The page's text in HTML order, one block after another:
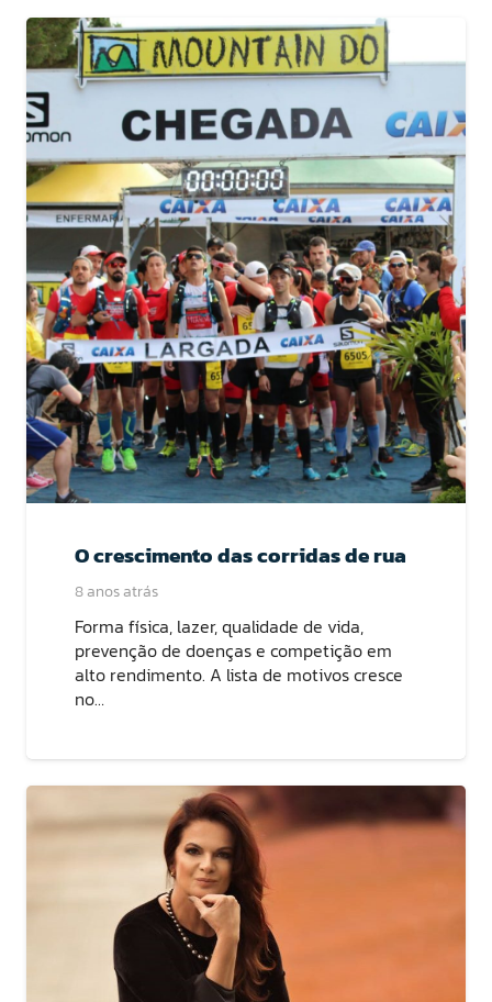
O crescimento das corridas de rua
8 anos atrás
Forma física, lazer, qualidade de vida,
prevenção de doenças e competição em
alto rendimento. A lista de motivos cresce
no…